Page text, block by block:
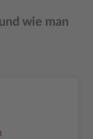
wie man